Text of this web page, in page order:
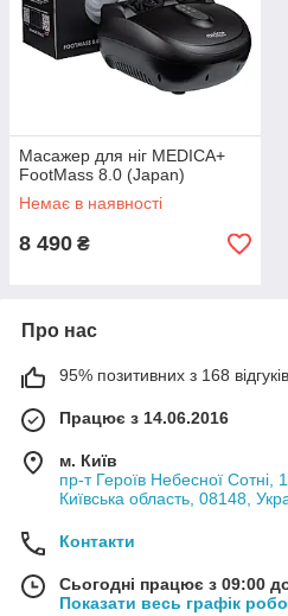
Масажер для ніг MEDICA+
FootMass 8.0 (Japan)
Немає в наявності
8 490 ₴
Про нас
95% позитивних з 168
Працює з 14.06.2016
м. Київ
пр-т Героїв Небесної Сотні,
Київська область, 08148,
Контакти
Сьогодні працює з 09:00
Показати весь графік